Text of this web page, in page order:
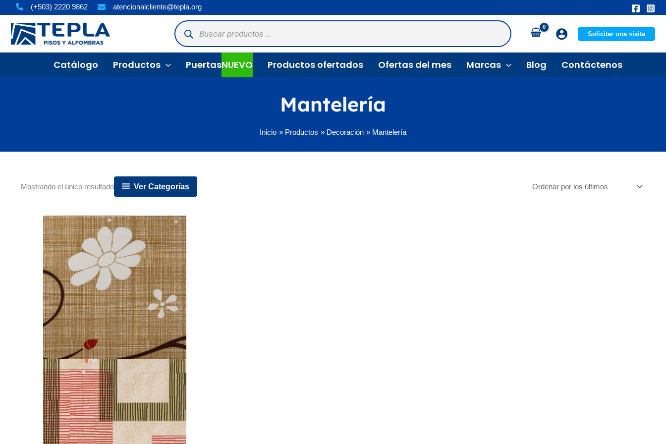
contenido
(+503) 2220 9862 atencionalcliente@tepla.org
Búsqueda
de
productos
Solicitar una visita
Catálogo Productos PuertasNUEVO Productos ofertados Ofertas del mes Marcas Blog Contáctenos
Mantelería
Inicio Productos Decoración Mantelería
Mostrando el único resultado Ver Categorías